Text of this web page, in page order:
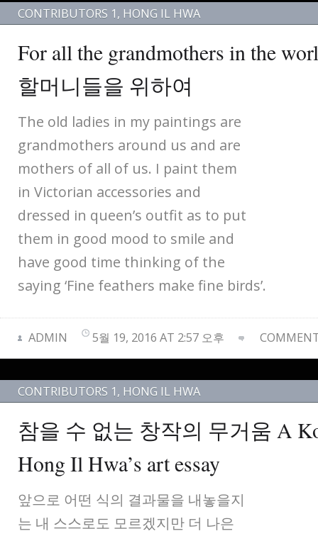
CONTRIBUTORS 1, HONG IL HWA
For all the grandmothers in the
할머니들을 위하여
The old ladies in my paintings are
grandmothers around us and are
mothers of all of us. I paint them
in Victorian accessories and
dressed in queen’s outfit as to put
them in good mood to smile and
have good time thinking of the
saying ‘Fine feathers make fine birds’.
ADMIN 5월 19, 2016 AT 2:57 오후
CONTRIBUTORS 1, HONG IL HWA
참을 수 없는 창작의 무거움 A
Hong Il Hwa’s art essay
앞으로 어떤 식의 결과물을 내놓을지
는 내 스스로도 모르겠지만 더 나은